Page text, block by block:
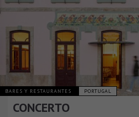
BARES Y RESTAURANTES PORTUGAL
CONCERTO